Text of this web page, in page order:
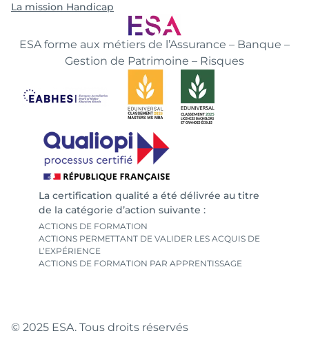
ESA forme aux métiers de l’Assurance – Banque –
Gestion de Patrimoine – Risques
La certification qualité a été délivrée au titre
de la catégorie d’action suivante :
ACTIONS DE FORMATION
ACTIONS PERMETTANT DE VALIDER LES ACQUIS DE
L’EXPÉRIENCE
ACTIONS DE FORMATION PAR APPRENTISSAGE
La mission Handicap
© 2025 ESA. Tous droits réservés